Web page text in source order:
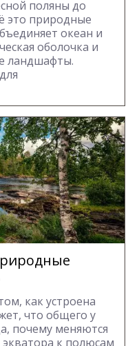
поляны до
это природные
океан и
оболочка и
ландшафты.
как устроена
что общего у
почему меняются
к полюсам